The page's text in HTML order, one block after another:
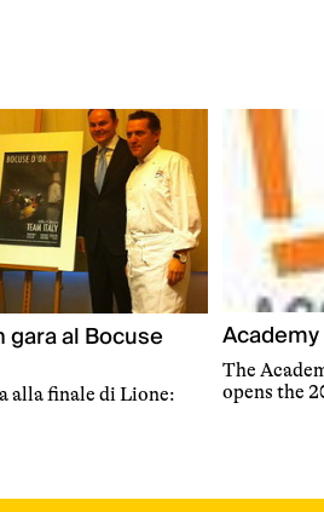
gara al Bocuse
alla finale di Lione:
The
opens the